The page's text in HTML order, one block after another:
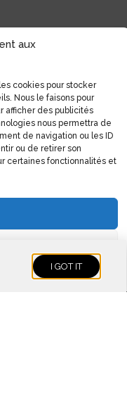
aux
cookies pour stocker
Nous le faisons pour
afficher des publicités
nous permettra de
de navigation ou les ID
ou de retirer son
certaines fonctionnalités et
Imprint
I GOT IT